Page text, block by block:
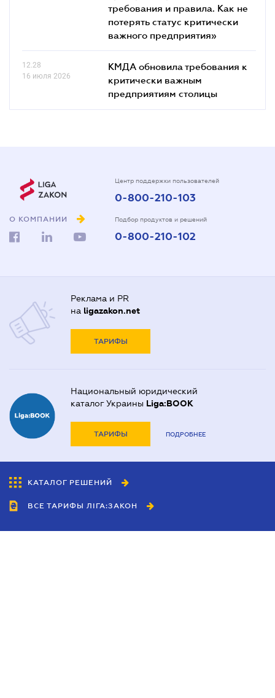
требования и правила. Как не
потерять статус критически
важного предприятия»
12.28
16 июля 2026
КМДА обновила требования к
критически важным
предприятиям столицы
О КОМПАНИИ
Центр поддержки пользователей
0-800-210-103
Подбор продуктов и решений
0-800-210-102
Реклама и PR
на ligazakon.net
ТАРИФЫ
Национальный юридический
каталог Украины Liga:BOOK
ТАРИФЫ ПОДРОБНЕЕ
КАТАЛОГ РЕШЕНИЙ
ВСЕ ТАРИФЫ ЛІГА:ЗАКОН